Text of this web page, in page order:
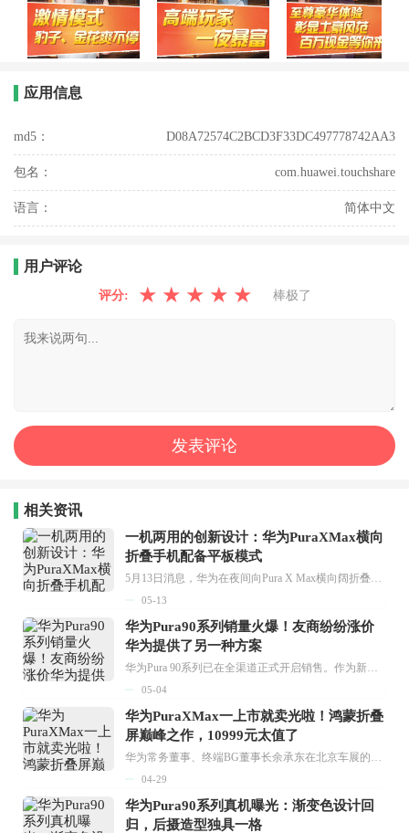
应用信息
md5： D08A72574C2BCD3F33DC497778742AA3
包名： com.huawei.touchshare
语言： 简体中文
用户评论
评分: ★ ★ ★ ★ ★ 棒极了
相关资讯
一机两用的创新设计：华为PuraXMax横向
折叠手机配备平板模式
5月13日消息，华为在夜间向Pura X Max横向阔折叠手机推送了鸿蒙HarmonyOS 6.1.0.120 SP16版本的系统升级，此次升级包大小约为5.93GB。据了解，新版本新增了截屏直达服务、照片编辑贴纸等实用功能。...
05-13
华为Pura90系列销量火爆！友商纷纷涨价
华为提供了另一种方案
华为Pura 90系列已在全渠道正式开启销售。作为新一代Pura旗舰机型，新机上市后很快便吸引了市场的广泛关注，线上各平台的热度不断攀升，线下门店也有许多消费者前来咨询、体验并选购。...
05-04
华为PuraXMax一上市就卖光啦！鸿蒙折叠
屏巅峰之作，10999元太值了
华为常务董事、终端BG董事长余承东在北京车展的直播活动中正式宣布，华为Pura X Max自开启销售以来便迅速掀起热销热潮，所有版本很快就销售一空，市场反响极为热烈。...
04-29
华为Pura90系列真机曝光：渐变色设计回
归，后摄造型独具一格